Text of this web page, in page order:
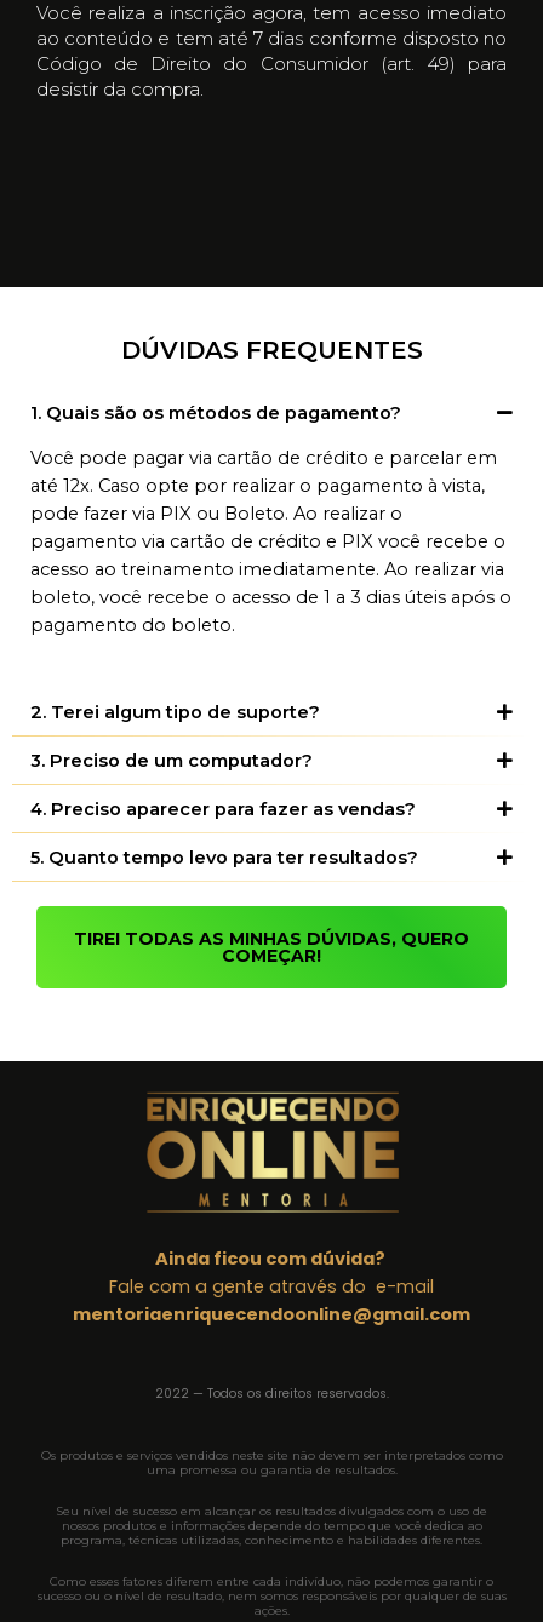
Você realiza a inscrição agora, tem acesso imediato
ao conteúdo e tem até 7 dias conforme disposto no
Código de Direito do Consumidor (art. 49) para
desistir da compra.
DÚVIDAS FREQUENTES
1. Quais são os métodos de pagamento?
Você pode pagar via cartão de crédito e parcelar em
até 12x. Caso opte por realizar o pagamento à vista,
pode fazer via PIX ou Boleto. Ao realizar o
pagamento via cartão de crédito e PIX você recebe o
acesso ao treinamento imediatamente. Ao realizar via
boleto, você recebe o acesso de 1 a 3 dias úteis após o
pagamento do boleto.
2. Terei algum tipo de suporte?
3. Preciso de um computador?
4. Preciso aparecer para fazer as vendas?
5. Quanto tempo levo para ter resultados?
TIREI TODAS AS MINHAS DÚVIDAS, QUERO
COMEÇAR!
Ainda ficou com dúvida?
Fale com a gente através do e-mail
mentoriaenriquecendoonline@gmail.com
2022 — Todos os direitos reservados.
Os produtos e serviços vendidos neste site não devem ser interpretados como
uma promessa ou garantia de resultados.
Seu nível de sucesso em alcançar os resultados divulgados com o uso de
nossos produtos e informações depende do tempo que você dedica ao
programa, técnicas utilizadas, conhecimento e habilidades diferentes.
Como esses fatores diferem entre cada indivíduo, não podemos garantir o
sucesso ou o nível de resultado, nem somos responsáveis por qualquer de suas
ações.